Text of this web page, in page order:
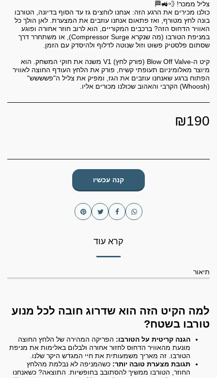
כולנו מכירים את הרגע הזה: אנחנו לוחצים גז עד הסוף בדיונה, הטורבו
בונה לחץ מטורף, ואז פתאום אנחנו עוזבים את המצערת. לאן הולך כל
האוויר הדחוס הזה? ברכבים המקוריים, הוא לרוב חוזר אחורה ופוגע
במניפת הטורבו (מה שנקרא Compressor Surge), או משתחרר דרך
קיט ה-Blow Off Valve (פורק לחץ) V1 משנה את חוקי המשחק. הוא
מיוצר מאלומיניום תעופתי קשיח, פורק את הלחץ העודף החוצה לאוויר
הפתוח ברגע שאנחנו עוזבים את הגז, ומפיק את צליל ה"פשששש"
₪190
קנה עכשיו
קרא עוד
תיאור
למה הקיט הזה הוא שדרוג חובה לכל מנוע
טורבו בשטח?
הגנה קריטית על הטורבו:הפריקה המהירה של הלחץ החוצה
מונעת מהאוויר הדחוס לחזור אחורה ולבלום באלימות את מניפת
הטורבו. זה מאריך משמעותית את חיי המגדש היקר שלנו.
תגובת מצערת טובה יותר:כשהמניפה לא נבלמת מהלחץ
החוזר, הטורבו ממשיך להסתובב בחופשיות. התוצאה? כשאנחנו